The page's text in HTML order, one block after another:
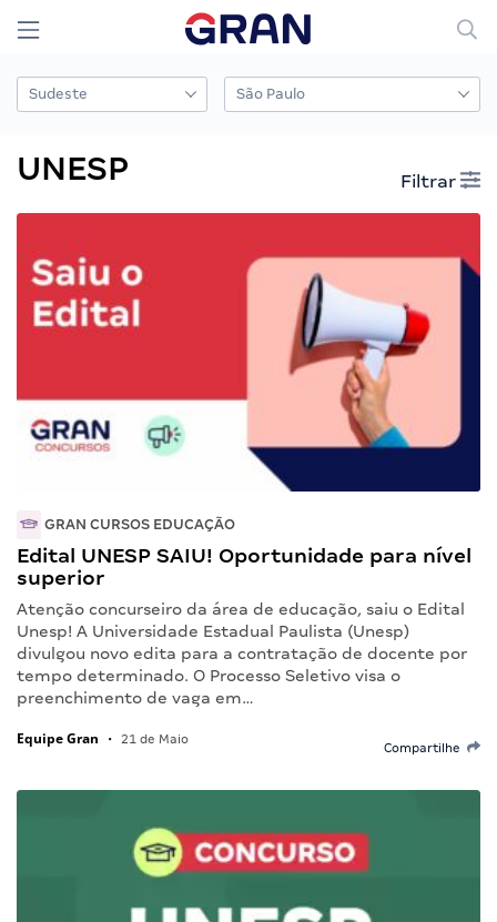
UNESP Filtrar
GRAN CURSOS EDUCAÇÃO
Edital UNESP SAIU! Oportunidade para nível
superior
Atenção concurseiro da área de educação, saiu o Edital
Unesp! A Universidade Estadual Paulista (Unesp)
divulgou novo edita para a contratação de docente por
tempo determinado. O Processo Seletivo visa o
preenchimento de vaga em…
Equipe Gran • 21 de Maio
Compartilhe